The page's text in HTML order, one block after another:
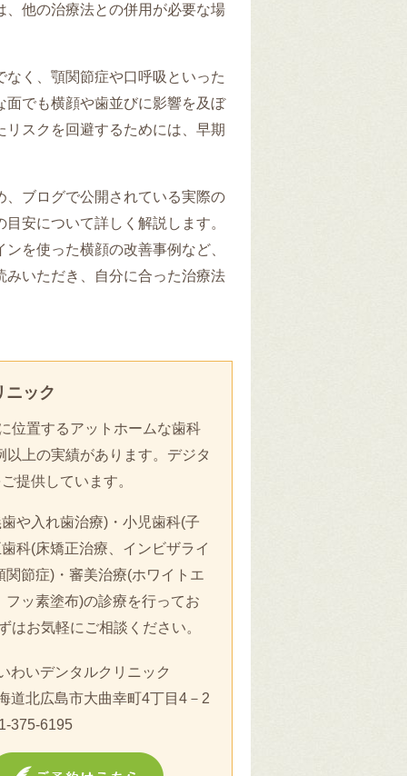
他の治療法との併用が必要な場
く、顎関節症や口呼吸といった
でも横顔や歯並びに影響を及ぼ
スクを回避するためには、早期
ブログで公開されている実際の
安について詳しく解説します。
を使った横顔の改善事例など、
いただき、自分に合った治療法
ニック
位置するアットホームな歯科
上の実績があります。デジタ
提供しています。
や入れ歯治療)・小児歯科(子
科(床矯正治療、インビザライ
節症)・審美治療(ホワイトエ
ッ素塗布)の診療を行ってお
お気軽にご相談ください。
わいデンタルクリニック
道北広島市大曲幸町4丁目4－2
375-6195